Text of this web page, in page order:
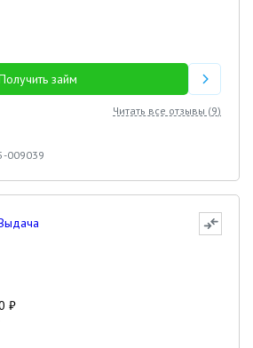
займ
Читать все отзывы (9)
009039
₽